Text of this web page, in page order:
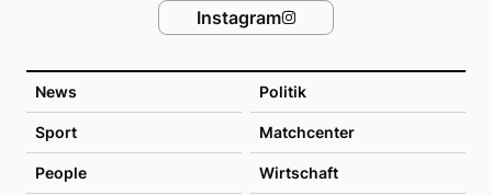
News Politik
Sport Matchcenter
People Wirtschaft
Instagram